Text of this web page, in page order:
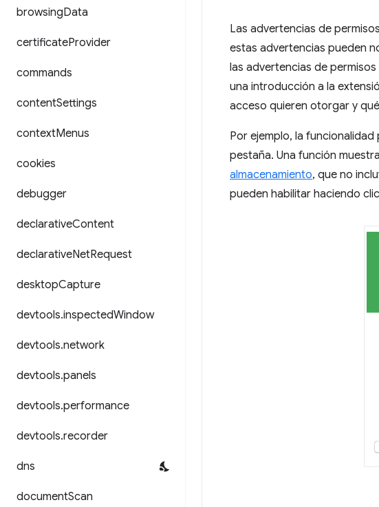
browsingData
certificateProvider
commands
contentSettings
contextMenus
cookies
debugger
declarativeContent
declarativeNetRequest
desktopCapture
devtools.inspectedWindow
devtools.network
devtools.panels
devtools.performance
devtools.recorder
dns
documentScan
Las advertencias de
estas advertencias pueden
las advertencias de
una introducción a la
acceso quieren otorgar y
Por ejemplo, la funcionalidad
pestaña. Una función
almacenamiento, que no
pueden habilitar haciendo